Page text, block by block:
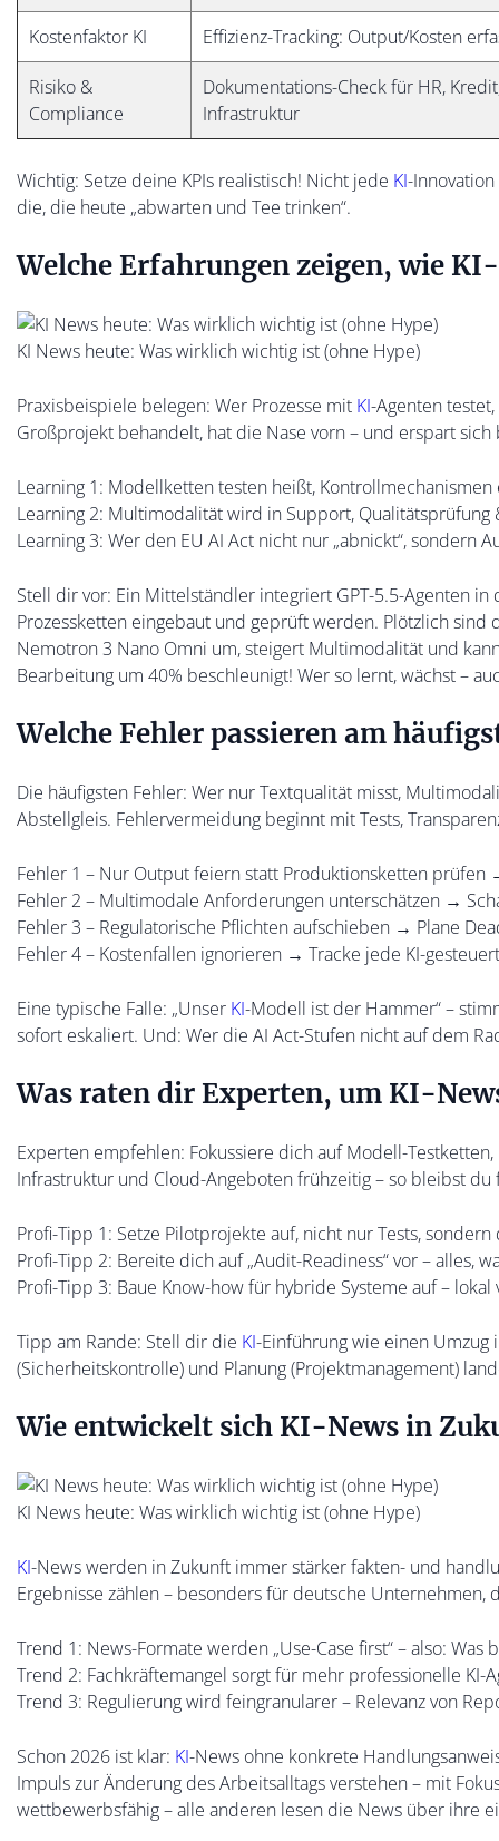
Kostenfaktor KI Effizienz-Tracking: Output/Kosten
Risiko &
Compliance
Dokumentations-Check für HR,
Infrastruktur
Wichtig: Setze deine KPIs realistisch! Nicht jede KI-
die, die heute „abwarten und Tee trinken“.
Welche Erfahrungen zeigen, wie
KI News heute: Was wirklich wichtig ist (ohne Hype)
Praxisbeispiele belegen: Wer Prozesse mit KI-Agenten
Großprojekt behandelt, hat die Nase vorn – und erspart
Learning 1: Modellketten testen heißt,
Learning 2: Multimodalität wird in Support,
Learning 3: Wer den EU AI Act nicht nur „abnickt“, sondern
Stell dir vor: Ein Mittelständler integriert GPT-5.5-Agenten
Prozessketten eingebaut und geprüft werden. Plötzlich sind
Nemotron 3 Nano Omni um, steigert Multimodalität und
Bearbeitung um 40% beschleunigt! Wer so lernt, wächst –
Welche Fehler passieren am
Die häufigsten Fehler: Wer nur Textqualität misst,
Abstellgleis. Fehlervermeidung beginnt mit Tests,
Fehler 1 – Nur Output feiern statt Produktionsketten prüfen
Fehler 2 – Multimodale Anforderungen unterschätzen →
Fehler 3 – Regulatorische Pflichten aufschieben → Plane
Fehler 4 – Kostenfallen ignorieren → Tracke jede KI-
Eine typische Falle: „Unser KI-Modell ist der Hammer“ –
sofort eskaliert. Und: Wer die AI Act-Stufen nicht auf dem
Was raten dir Experten, um KI-
Experten empfehlen: Fokussiere dich auf Modell-
Infrastruktur und Cloud-Angeboten frühzeitig – so bleibst
Profi-Tipp 1: Setze Pilotprojekte auf, nicht nur Tests,
Profi-Tipp 2: Bereite dich auf „Audit-Readiness“ vor – alles,
Profi-Tipp 3: Baue Know-how für hybride Systeme auf –
Tipp am Rande: Stell dir die KI-Einführung wie einen Umzug
(Sicherheitskontrolle) und Planung (Projektmanagement)
Wie entwickelt sich KI-News in
KI News heute: Was wirklich wichtig ist (ohne Hype)
KI-News werden in Zukunft immer stärker fakten- und
Ergebnisse zählen – besonders für deutsche
Trend 1: News-Formate werden „Use-Case first“ – also: Was
Trend 2: Fachkräftemangel sorgt für mehr professionelle KI-
Trend 3: Regulierung wird feingranularer – Relevanz von
Schon 2026 ist klar: KI-News ohne konkrete
Impuls zur Änderung des Arbeitsalltags verstehen – mit
wettbewerbsfähig – alle anderen lesen die News über ihre